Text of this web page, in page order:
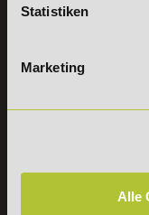
Statistiken
Marketing
Alle
Vertrag
INFORMATIONEN
DeLSt
Studieninfos